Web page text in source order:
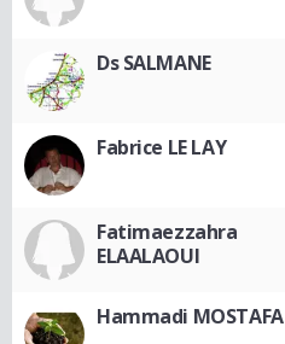
Ds SALMANE
Fabrice LE LAY
Fatimaezzahra
ELAALAOUI
Hammadi MOSTAFA